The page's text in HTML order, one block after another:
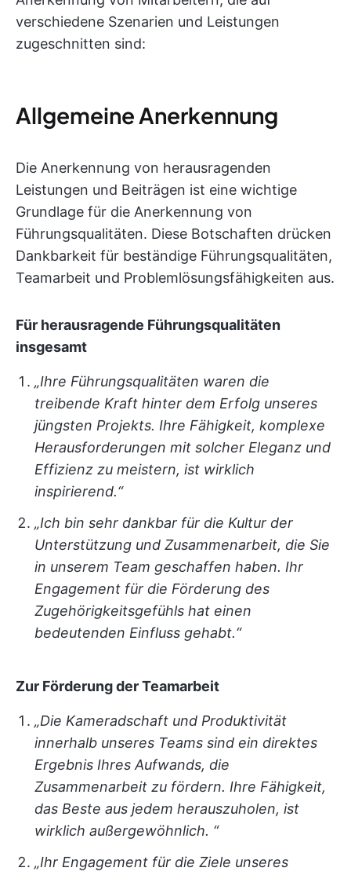
verschiedene Szenarien und Leistungen
zugeschnitten sind:
Allgemeine Anerkennung
Die Anerkennung von herausragenden
Leistungen und Beiträgen ist eine wichtige
Grundlage für die Anerkennung von
Führungsqualitäten. Diese Botschaften drücken
Dankbarkeit für beständige Führungsqualitäten,
Teamarbeit und Problemlösungsfähigkeiten aus.
Für herausragende Führungsqualitäten
insgesamt
„Ihre Führungsqualitäten waren die
treibende Kraft hinter dem Erfolg unseres
jüngsten Projekts. Ihre Fähigkeit, komplexe
Herausforderungen mit solcher Eleganz und
Effizienz zu meistern, ist wirklich
inspirierend.“
„Ich bin sehr dankbar für die Kultur der
Unterstützung und Zusammenarbeit, die Sie
in unserem Team geschaffen haben. Ihr
Engagement für die Förderung des
Zugehörigkeitsgefühls hat einen
bedeutenden Einfluss gehabt.“
Zur Förderung der Teamarbeit
„Die Kameradschaft und Produktivität
innerhalb unseres Teams sind ein direktes
Ergebnis Ihres Aufwands, die
Zusammenarbeit zu fördern. Ihre Fähigkeit,
das Beste aus jedem herauszuholen, ist
wirklich außergewöhnlich. “
„Ihr Engagement für die Ziele unseres